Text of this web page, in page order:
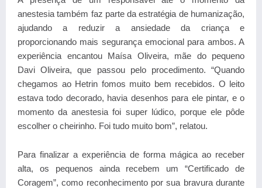
anestesia também faz parte da estratégia de humanização,
ajudando a reduzir a ansiedade da criança e
proporcionando mais segurança emocional para ambos. A
experiência encantou
Maísa Oliveira, mãe do pequeno
Davi Oliveira, que passou pelo procedimento. “Quando
chegamos ao Hetrin fomos muito bem recebidos. O leito
estava todo decorado, havia desenhos para ele pintar, e o
momento da anestesia foi super lúdico, porque ele pôde
escolher o cheirinho. Foi tudo muito bom”, relatou.
Para finalizar a experiência de forma mágica ao receber
alta, os pequenos ainda recebem um “Certificado de
Coragem”, como reconhecimento por sua bravura durante